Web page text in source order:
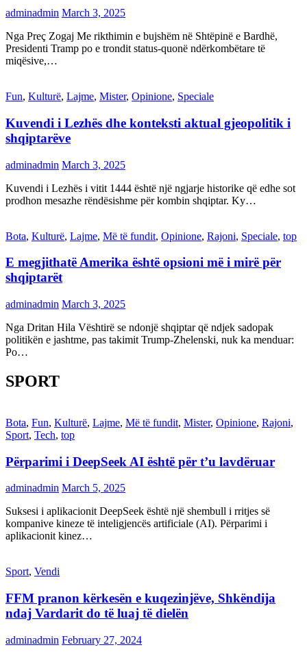
adminadmin March 3, 2025
Nga Preç Zogaj Me rikthimin e bujshëm në Shtëpinë e Bardhë,
Presidenti Tramp po e trondit status-quonë ndërkombëtare të
miqësive,…
Fun, Kulturë, Lajme, Mister, Opinione, Speciale
Kuvendi i Lezhës dhe konteksti aktual gjeopolitik i
shqiptarëve
adminadmin March 3, 2025
Kuvendi i Lezhës i vitit 1444 është një ngjarje historike që edhe sot
prodhon mesazhe rëndësishme për kombin shqiptar. Ky…
Bota, Kulturë, Lajme, Më të fundit, Opinione, Rajoni, Speciale, top
E megjithatë Amerika është opsioni më i mirë për
shqiptarët
adminadmin March 3, 2025
Nga Dritan Hila Vështirë se ndonjë shqiptar që ndjek sadopak
politikën e jashtme, pas takimit Trump-Zhelenski, nuk ka menduar:
Po…
SPORT
Bota, Fun, Kulturë, Lajme, Më të fundit, Mister, Opinione, Rajoni,
Sport, Tech, top
Përparimi i DeepSeek AI është për t’u lavdëruar
adminadmin March 5, 2025
Suksesi i aplikacionit DeepSeek është një shembull i rritjes së
kompanive kineze të inteligjencës artificiale (AI). Përparimi i
aplikacionit kinez…
Sport, Vendi
FFM pranon kërkesën e kuqezinjëve, Shkëndija
ndaj Vardarit do të luaj të dielën
adminadmin February 27, 2024